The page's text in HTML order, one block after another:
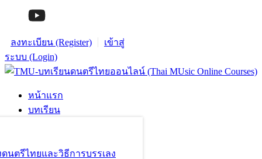
ลงทะเบียน (Register)
เข้าสู่
ระบบ (Login)
หน้าแรก
บทเรียน
ดนตรีไทยและวิธีการบรรเลง